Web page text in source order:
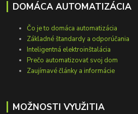
DOMÁCA AUTOMATIZÁCIA
Čo je to domáca automatizácia
Základné štandardy a odporúčania
Inteligentná elektroinštalácia
Prečo automatizovať svoj dom
Zaujímavé články a informácie
MOŽNOSTI VYUŽITIA